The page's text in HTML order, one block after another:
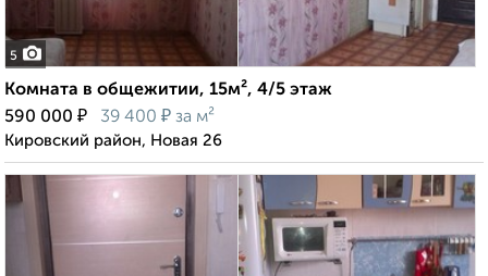
5
Комната в общежитии, 15м², 4/5 этаж
590 000 ₽ 39 400 ₽ за м²
Кировский район, Новая 26